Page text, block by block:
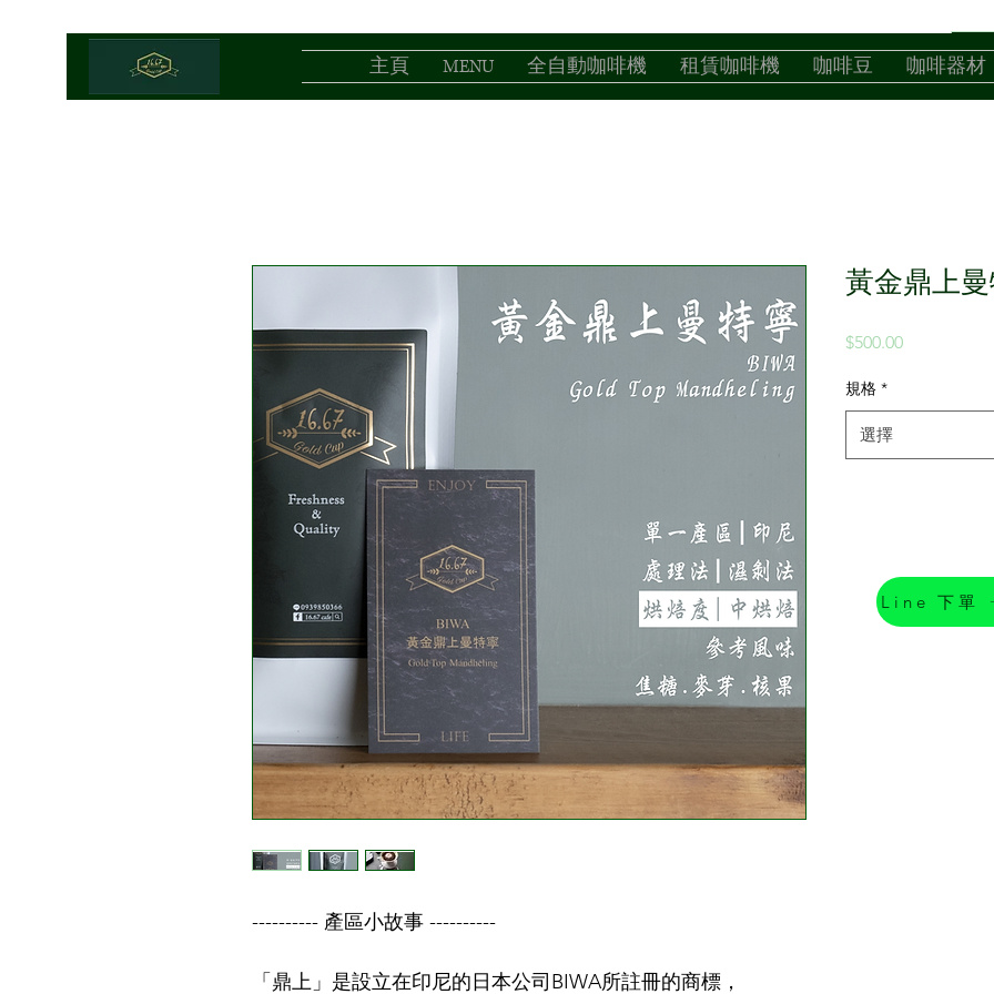
主頁 MENU 全自動咖啡機 租賃咖啡機 咖啡豆 咖啡器材
---------- 產區小故事 ----------
「鼎上」是設立在印尼的日本公司BIWA所註冊的商標，
黃金鼎上
$500.00價
規格 *
選擇
Line 下單